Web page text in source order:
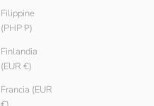
Filippine
(PHP ₱)
Finlandia
(EUR €)
Francia (EUR